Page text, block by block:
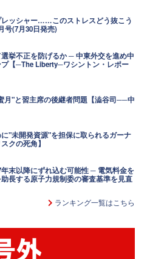
ッシャー……このストレスどう抜こう
号(7月30日発売)
挙不正を防げるか ─ 中東外交を進め中
【─The Liberty─ワシントン・レポー
月"と習主席の後継者問題【澁谷司──中
"未開発資源"を担保に取られるガーナ
クの死角】
末以降にずれ込む可能性 ─ 電気料金を
長する原子力規制委の審査基準を見直
ランキング一覧はこちら